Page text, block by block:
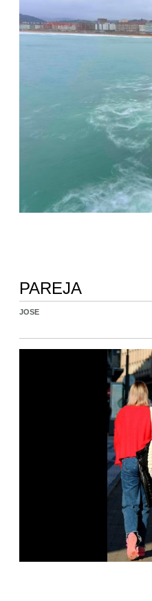
PAREJA
JOSE